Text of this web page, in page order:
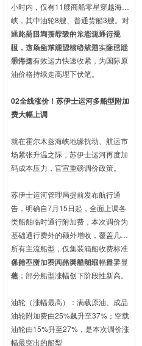
小时内，仅有11艘商船零星穿越海
峡，其中油轮8艘、普通货船3艘。对
比此前日均百艘级的常态化通行规
模，这条全球能源核心航道实际已近
乎停摆。
通路受限直接导致中东能源外运受
阻，市场船东观望情绪浓烈，全球能
源海运有效运力快速收紧，为国际原
油价格持续走高埋下伏笔。
02全线涨价！苏伊士运河多船型附加
费大幅上调
就在霍尔木兹海峡地缘扰动、航运市
场紧张升温之际，苏伊士运河再度加
码成本压力，官宣重磅调价政策。
苏伊士运河管理局提前发布航行通
告，明确自7月15日起，全面上调各
类船舶临时通行附加费，本次调价为
基础通行费外的额外增收，覆盖几乎
所有主流船型，仅集装箱船收费标准
保持不变，不同品类船舶涨幅差异显
著，部分船型涨幅创下阶段性新高。
各船型附加费具体调整明细一目了
然：
油轮（涨幅最高）：满载原油、成品
油轮附加费由25%飙升至37%；空载
油轮由15%升至27%，是本次调价涨
幅最突出的船型